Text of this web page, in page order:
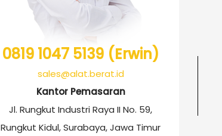
0819 1047 5139 (Erwin)
sales@alat.berat.id
Kantor Pemasaran
Jl. Rungkut Industri Raya II No. 59,
Rungkut Kidul, Surabaya, Jawa Timur